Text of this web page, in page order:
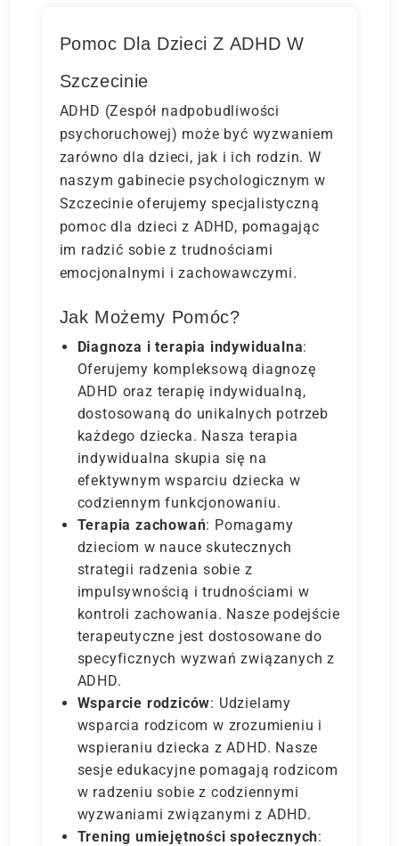
Pomoc Dla Dzieci Z ADHD W
Szczecinie
ADHD (Zespół nadpobudliwości
psychoruchowej) może być wyzwaniem
zarówno dla dzieci, jak i ich rodzin. W
naszym gabinecie psychologicznym w
Szczecinie oferujemy specjalistyczną
pomoc dla dzieci z ADHD, pomagając
im radzić sobie z trudnościami
emocjonalnymi i zachowawczymi.
Jak Możemy Pomóc?
Diagnoza i terapia indywidualna:
Oferujemy kompleksową diagnozę
ADHD oraz terapię indywidualną,
dostosowaną do unikalnych potrzeb
każdego dziecka. Nasza terapia
indywidualna skupia się na
efektywnym wsparciu dziecka w
codziennym funkcjonowaniu.
Terapia zachowań: Pomagamy
dzieciom w nauce skutecznych
strategii radzenia sobie z
impulsywnością i trudnościami w
kontroli zachowania. Nasze podejście
terapeutyczne jest dostosowane do
specyficznych wyzwań związanych z
ADHD.
Wsparcie rodziców: Udzielamy
wsparcia rodzicom w zrozumieniu i
wspieraniu dziecka z ADHD. Nasze
sesje edukacyjne pomagają rodzicom
w radzeniu sobie z codziennymi
wyzwaniami związanymi z ADHD.
Trening umiejętności społecznych: